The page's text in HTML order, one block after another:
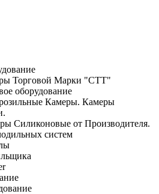
Торговой Марки "СТТ"
оборудование
Камеры. Камеры
Силиконовые от Производителя.
систем